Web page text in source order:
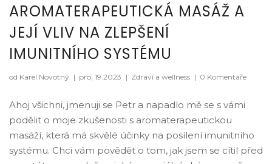
AROMATERAPEUTICKÁ MASÁŽ A
JEJÍ VLIV NA ZLEPŠENÍ
IMUNITNÍHO SYSTÉMU
od Karel Novotný | pro, 19 2023 | Zdraví a wellness | 0 Komentáře
Ahoj všichni, jmenuji se Petr a napadlo mě se s vámi
podělit o moje zkušenosti s aromaterapeutickou
masáží, která má skvělé účinky na posílení imunitního
systému. Chci vám povědět o tom, jak jsem se cítil před